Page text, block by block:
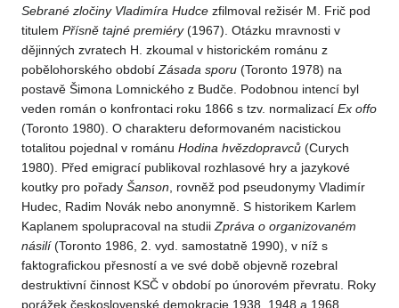
Sebrané zločiny Vladimíra Hudce zfilmoval režisér M. Frič pod
titulem Přísně tajné premiéry(1967). Otázku mravnosti v
dějinných zvratech H. zkoumal v historickém románu z
pobělohorského období Zásada sporu (Toronto 1978) na
postavě Šimona Lomnického z Budče. Podobnou intencí byl
veden román o konfrontaci roku 1866 s tzv. normalizací Ex offo
(Toronto 1980). O charakteru deformovaném nacistickou
totalitou pojednal v románu Hodina hvězdopravců (Curych
1980). Před emigrací publikoval rozhlasové hry a jazykové
koutky pro pořady Šanson , rovněž pod pseudonymy Vladimír
Hudec, Radim Novák nebo anonymně. S historikem Karlem
Kaplanem spolupracoval na studii Zpráva o organizovaném
násilí(Toronto 1986, 2. vyd. samostatně 1990), v níž s
faktografickou přesností a ve své době objevně rozebral
destruktivní činnost KSČ v období po únorovém převratu. Roky
porážek československé demokracie 1938, 1948 a 1968